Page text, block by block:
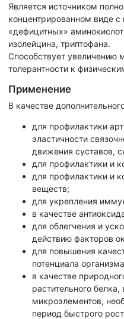
Является источником
концентрированном виде
«дефицитных»
изолейцина, триптофана.
Способствует
толерантности к
Применение
В качестве
для профилактики
эластичности
движения суставов,
для профилактики и
для профилактики и
веществ;
для укрепления
в качестве
для облегчения и
действию факторов
для повышения
потенциала
в качестве
растительного
микроэлементов,
период быстрого